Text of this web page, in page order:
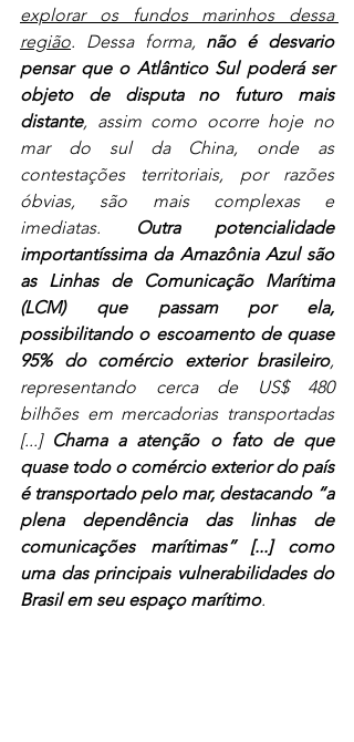
explorar os fundos marinhos dessa
região. Dessa forma, não é desvario
pensar que o Atlântico Sul poderá ser
objeto de disputa no futuro mais
distante, assim como ocorre hoje no
mar do sul da China, onde as
contestações territoriais, por razões
óbvias, são mais complexas e
imediatas.
Outra potencialidade
importantíssima da Amazônia Azul são
as Linhas de Comunicação Marítima
(LCM) que passam por ela,
possibilitando o escoamento de quase
95% do comércio exterior brasileiro,
representando cerca de US$ 480
bilhões em mercadorias transportadas
[...] Chama a atenção o fato de que
quase todo o comércio exterior do país
é transportado pelo mar, destacando “a
plena dependência das linhas de
comunicações marítimas” [...] como
uma das principais vulnerabilidades do
Brasil em seu espaço marítimo.